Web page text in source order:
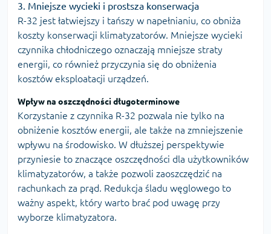
3. Mniejsze wycieki i prostsza konserwacja
R-32 jest łatwiejszy i tańszy w napełnianiu, co obniża
koszty konserwacji klimatyzatorów. Mniejsze wycieki
czynnika chłodniczego oznaczają mniejsze straty
energii, co również przyczynia się do obniżenia
kosztów eksploatacji urządzeń.
Wpływ na oszczędności długoterminowe
Korzystanie z czynnika R-32 pozwala nie tylko na
obniżenie kosztów energii, ale także na zmniejszenie
wpływu na środowisko. W dłuższej perspektywie
przyniesie to znaczące oszczędności dla użytkowników
klimatyzatorów, a także pozwoli zaoszczędzić na
rachunkach za prąd. Redukcja śladu węglowego to
ważny aspekt, który warto brać pod uwagę przy
wyborze klimatyzatora.